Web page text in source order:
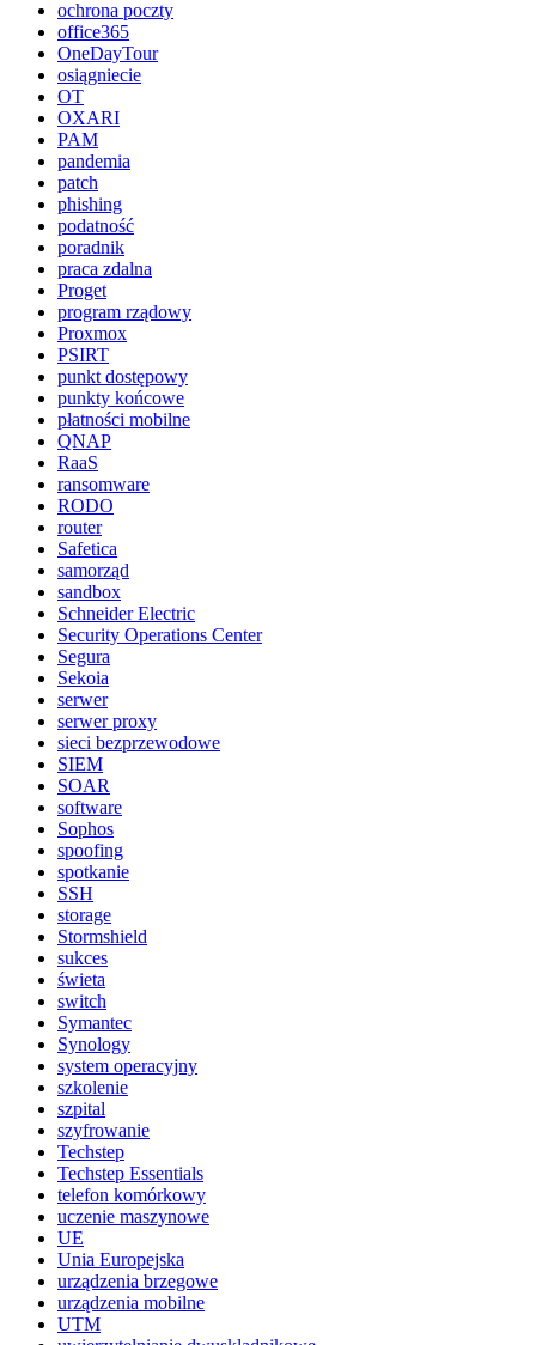
ochrona poczty
office365
OneDayTour
osiągniecie
OT
OXARI
PAM
pandemia
patch
phishing
podatność
poradnik
praca zdalna
Proget
program rządowy
Proxmox
PSIRT
punkt dostępowy
punkty końcowe
płatności mobilne
QNAP
RaaS
ransomware
RODO
router
Safetica
samorząd
sandbox
Schneider Electric
Security Operations Center
Segura
Sekoia
serwer
serwer proxy
sieci bezprzewodowe
SIEM
SOAR
software
Sophos
spoofing
spotkanie
SSH
storage
Stormshield
sukces
świeta
switch
Symantec
Synology
system operacyjny
szkolenie
szpital
szyfrowanie
Techstep
Techstep Essentials
telefon komórkowy
uczenie maszynowe
UE
Unia Europejska
urządzenia brzegowe
urządzenia mobilne
UTM